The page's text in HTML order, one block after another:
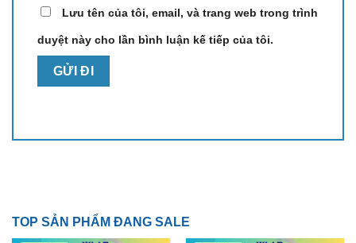
Lưu tên của tôi, email, và trang web trong trình
duyệt này cho lần bình luận kế tiếp của tôi.
TOP SẢN PHẨM ĐANG SALE